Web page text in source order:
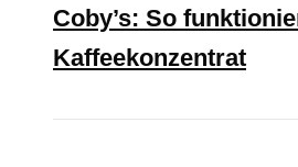
Coby’s: So
Kaffeekonzentrat